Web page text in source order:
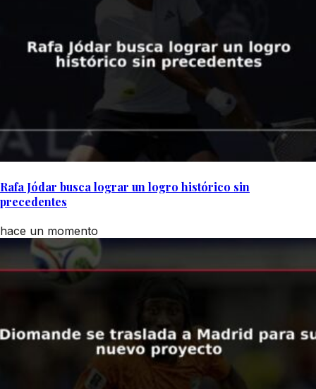
Rafa Jódar busca lograr un logro histórico sin
precedentes
hace un momento